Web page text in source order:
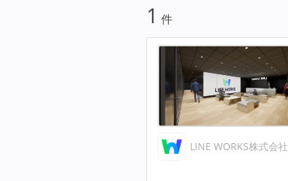
1 件
LINE WORKS株式会社